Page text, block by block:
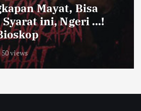
Pasokan Pangan
Aman Meski Harga
Naik
views